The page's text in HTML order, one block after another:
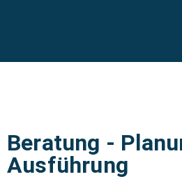
Beratung -
Ausführung